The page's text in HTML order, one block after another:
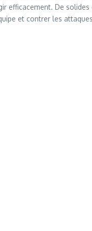
efficacement. De
et contrer les